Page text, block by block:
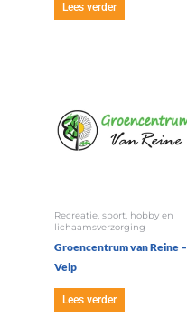
Lees verder
Recreatie, sport, hobby en
lichaamsverzorging
Groencentrum van Reine –
Velp
Lees verder